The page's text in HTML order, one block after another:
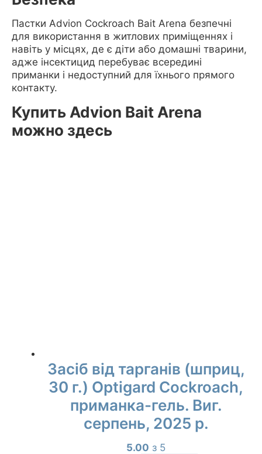
Пастки Advion Cockroach Bait Arena безпечні
для використання в житлових приміщеннях і
навіть у місцях, де є діти або домашні тварини,
адже інсектицид перебуває всередині
приманки і недоступний для їхнього прямого
контакту.
Купить Advion Bait Arena
можно здесь
Засіб від тарганів (шприц,
30 г.) Optigard Cockroach,
приманка-гель. Виг.
серпень, 2025 р.
5.00 з 5